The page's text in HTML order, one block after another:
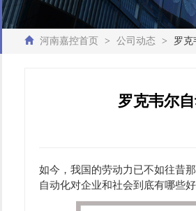
河南嘉控首页 > 公司动态 > 罗克
罗克韦尔
如今，我国的劳动力已不如往昔
自动化对企业和社会到底有哪些好